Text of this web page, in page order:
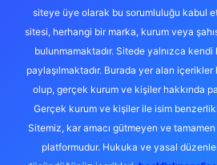
siteye üye olarak bu sorumluluğu kabul
sitesi, herhangi bir marka, kurum veya
bulunmamaktadır. Sitede yalnızca kendi
paylaşılmaktadır. Burada yer alan
olup, gerçek kurum ve kişiler hakkında
Gerçek kurum ve kişiler ile isim
Sitemiz, kar amacı gütmeyen ve
platformudur. Hukuka ve yasal